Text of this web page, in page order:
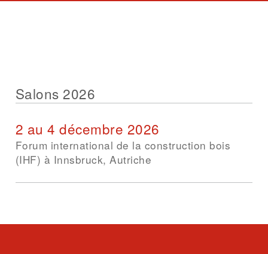
Salons 2026
2 au 4 décembre 2026
Forum international de la construction bois
(IHF) à Innsbruck, Autriche